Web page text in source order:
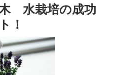
水栽培の成功
！